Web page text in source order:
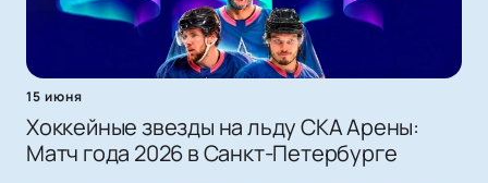
15 июня
Хоккейные звезды на льду СКА Арены:
Матч года 2026 в Санкт-Петербурге